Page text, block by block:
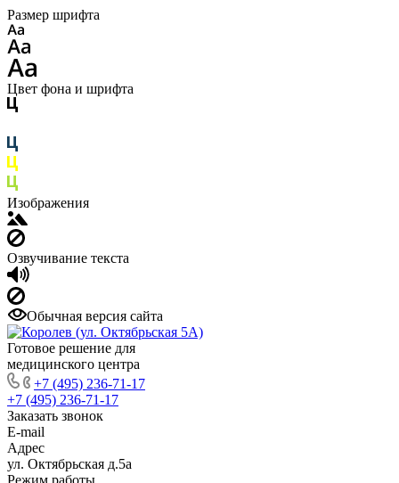
Размер шрифта
Цвет фона и шрифта
Изображения
Озвучивание текста
Обычная версия сайта
Готовое решение для
медицинского центра
+7 (495) 236-71-17
+7 (495) 236-71-17
Заказать звонок
E-mail
Адрес
ул. Октябрьская д.5а
Режим работы